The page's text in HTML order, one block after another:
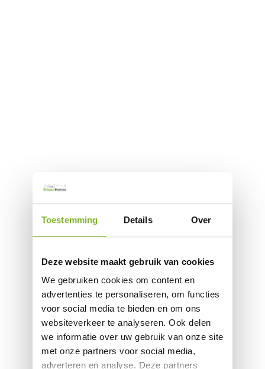
Toestemming Details Over
Deze website maakt gebruik van cookies
We gebruiken cookies om content en
advertenties te personaliseren, om functies
voor social media te bieden en om ons
websiteverkeer te analyseren. Ook delen
we informatie over uw gebruik van onze site
met onze partners voor social media,
adverteren en analyse. Deze partners